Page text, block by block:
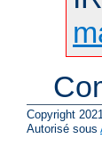
Copyright
Autorisé sous